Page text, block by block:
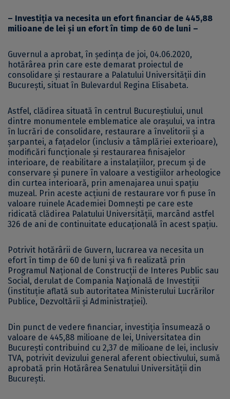
– Investiția va necesita un efort financiar de 445,88
milioane de lei și un efort în timp de 60 de luni –
Guvernul a aprobat, în ședința de joi, 04.06.2020,
hotărârea prin care este demarat proiectul de
consolidare și restaurare a Palatului Universității din
București, situat în Bulevardul Regina Elisabeta.
Astfel, clădirea situată în centrul Bucureștiului, unul
dintre monumentele emblematice ale orașului, va intra
în lucrări de consolidare, restaurare a învelitorii și a
șarpantei, a fațadelor (inclusiv a tâmplăriei exterioare),
modificări funcționale și restaurarea finisajelor
interioare, de reabilitare a instalațiilor, precum și de
conservare și punere în valoare a vestigiilor arheologice
din curtea interioară, prin amenajarea unui spațiu
muzeal. Prin aceste acțiuni de restaurare vor fi puse în
valoare ruinele Academiei Domnești pe care este
ridicată clădirea Palatului Universității, marcând astfel
326 de ani de continuitate educațională în acest spațiu.
Potrivit hotărârii de Guvern, lucrarea va necesita un
efort în timp de 60 de luni și va fi realizată prin
Programul Național de Construcții de Interes Public sau
Social, derulat de Compania Națională de Investiții
(instituție aflată sub autoritatea Ministerului Lucrărilor
Publice, Dezvoltării și Administrației).
Din punct de vedere financiar, investiția însumează o
valoare de 445,88 milioane de lei, Universitatea din
București contribuind cu 2,37 de milioane de lei, inclusiv
TVA, potrivit devizului general aferent obiectivului, sumă
aprobată prin Hotărârea Senatului Universității din
București.